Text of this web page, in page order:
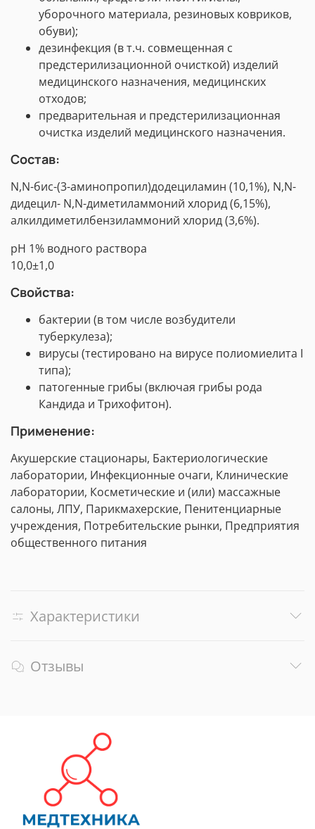
уборочного материала, резиновых ковриков,
обуви);
дезинфекция (в т.ч. совмещенная с
предстерилизационной очисткой) изделий
медицинского назначения, медицинских
отходов;
предварительная и предстерилизационная
очистка изделий медицинского назначения.
Состав:
N,N-бис-(3-аминопропил)додециламин (10,1%), N,N-
дидецил- N,N-диметиламмоний хлорид (6,15%),
алкилдиметилбензиламмоний хлорид (3,6%).
pH 1% водного раствора
10,0±1,0
Свойства:
бактерии (в том числе возбудители
туберкулеза);
вирусы (тестировано на вирусе полиомиелита I
типа);
патогенные грибы (включая грибы рода
Кандида и Трихофитон).
Применение:
Акушерские стационары, Бактериологические
лаборатории, Инфекционные очаги, Клинические
лаборатории, Косметические и (или) массажные
салоны, ЛПУ, Парикмахерские, Пенитенциарные
учреждения, Потребительские рынки, Предприятия
общественного питания
Характеристики
Отзывы